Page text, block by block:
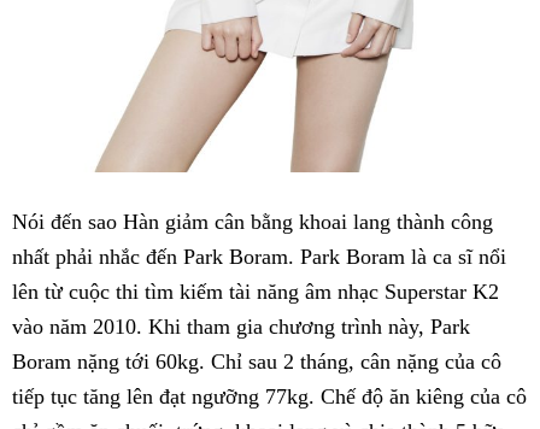
Nói đến sao Hàn giảm cân bằng khoai lang thành công
nhất phải nhắc đến Park Boram. Park Boram là ca sĩ nổi
lên từ cuộc thi tìm kiếm tài năng âm nhạc Superstar K2
vào năm 2010. Khi tham gia chương trình này, Park
Boram nặng tới 60kg. Chỉ sau 2 tháng, cân nặng của cô
tiếp tục tăng lên đạt ngưỡng 77kg. Chế độ ăn kiêng của cô